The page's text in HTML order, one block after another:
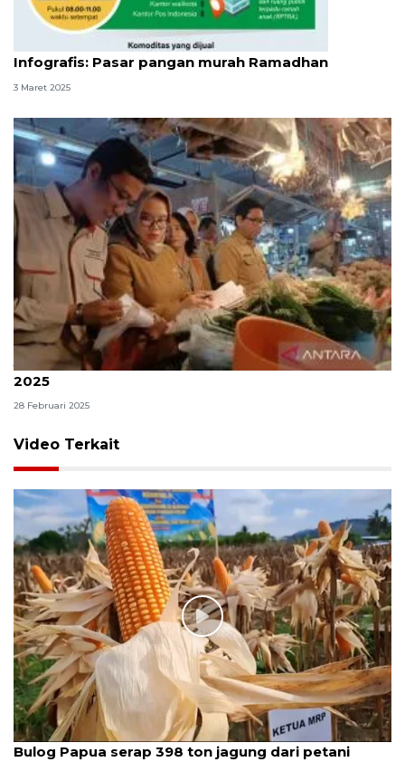
Infografis: Pasar pangan murah Ramadhan
3 Maret 2025
Jaktim siapkan pasar murah selama Ramadhan
2025
28 Februari 2025
Video Terkait
Bulog Papua serap 398 ton jagung dari petani